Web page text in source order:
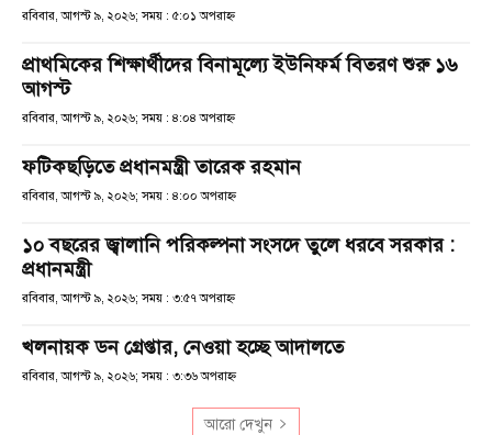
রবিবার, আগস্ট ৯, ২০২৬; সময় : ৫:০১ অপরাহ্ণ
প্রাথমিকের শিক্ষার্থীদের বিনামূল্যে ইউনিফর্ম বিতরণ শুরু ১৬
আগস্ট
রবিবার, আগস্ট ৯, ২০২৬; সময় : ৪:০৪ অপরাহ্ণ
ফটিকছড়িতে প্রধানমন্ত্রী তারেক রহমান
রবিবার, আগস্ট ৯, ২০২৬; সময় : ৪:০০ অপরাহ্ণ
১০ বছরের জ্বালানি পরিকল্পনা সংসদে তুলে ধরবে সরকার :
প্রধানমন্ত্রী
রবিবার, আগস্ট ৯, ২০২৬; সময় : ৩:৫৭ অপরাহ্ণ
খলনায়ক ডন গ্রেপ্তার, নেওয়া হচ্ছে আদালতে
রবিবার, আগস্ট ৯, ২০২৬; সময় : ৩:৩৬ অপরাহ্ণ
আরো দেখুন